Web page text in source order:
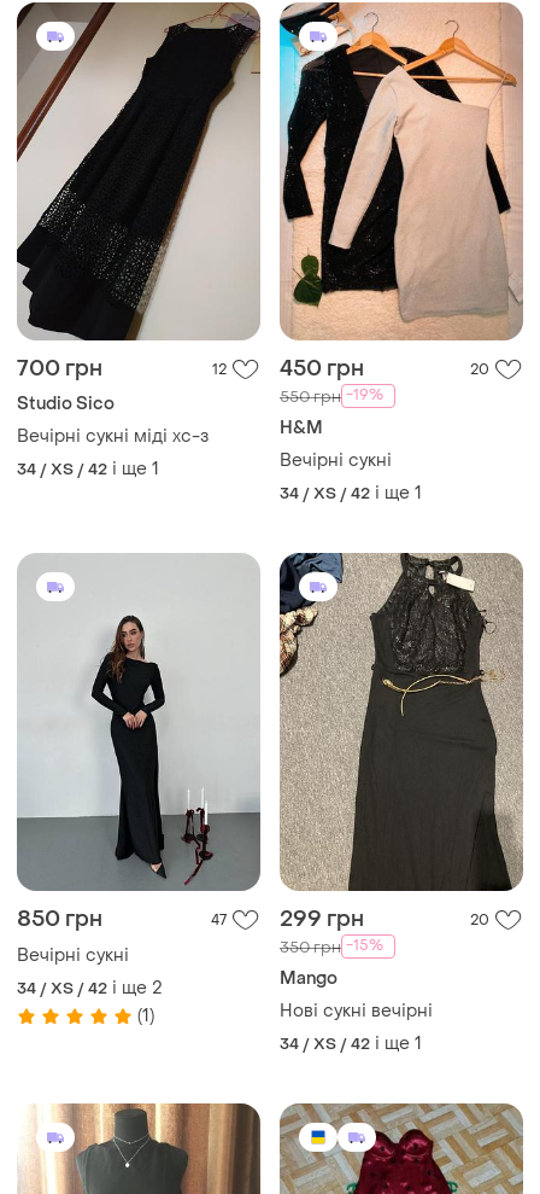
700 грн 12
Studio Sico
Вечірні сукні міді хс-з
34 / XS / 42 і ще 1
450 грн 20
550 грн -19%
H&M
Вечірні сукні
34 / XS / 42 і ще 1
850 грн 47
Вечірні сукні
34 / XS / 42 і ще 2
(1)
299 грн 20
350 грн -15%
Mango
Нові сукні вечірні
34 / XS / 42 і ще 1